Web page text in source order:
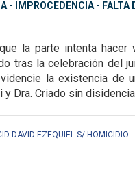
- IMPROCEDENCIA -
la parte intenta hacer
tras la celebración del
laexistencia de
y Dra. Criado sin
DAVID EZEQUIEL S/ HOMICIDIO